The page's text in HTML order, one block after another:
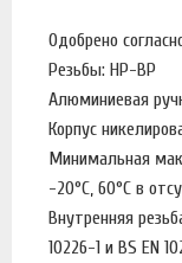
Одобрено
Резьбы: НР-ВР
Алюминиевая
Корпус
Минимальная
-20°C, 60°C в
Внутренняя
10226-1 и BS EN